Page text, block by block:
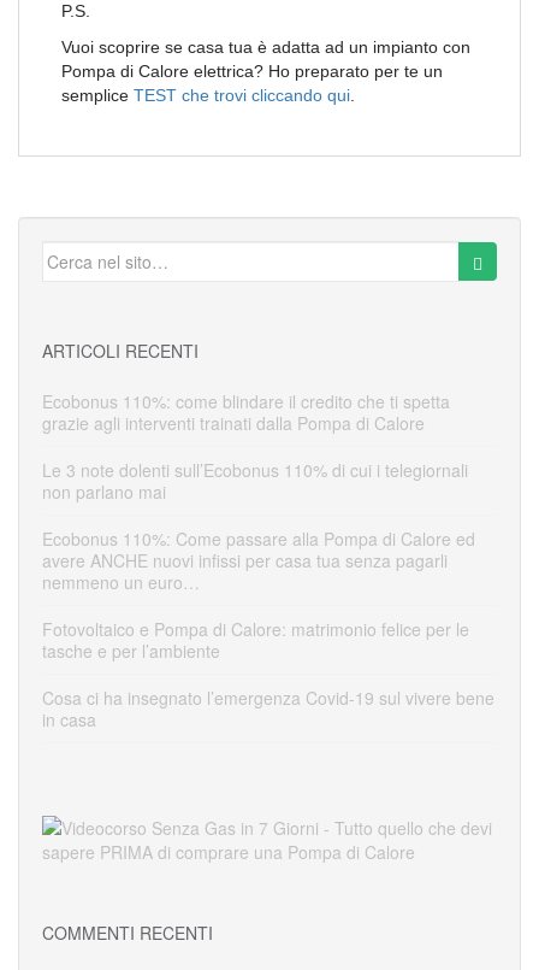
P.S.
Vuoi scoprire se casa tua è adatta ad un impianto con
Pompa di Calore elettrica? Ho preparato per te un
semplice TEST che trovi cliccando qui
ARTICOLI RECENTI
Ecobonus 110%: come blindare il credito che ti spetta
grazie agli interventi trainati dalla Pompa di Calore
Le 3 note dolenti sull’Ecobonus 110% di cui i telegiornali
non parlano mai
Ecobonus 110%: Come passare alla Pompa di Calore ed
avere ANCHE nuovi infissi per casa tua senza pagarli
nemmeno un euro…
Fotovoltaico e Pompa di Calore: matrimonio felice per le
tasche e per l’ambiente
Cosa ci ha insegnato l’emergenza Covid-19 sul vivere bene
in casa
COMMENTI RECENTI